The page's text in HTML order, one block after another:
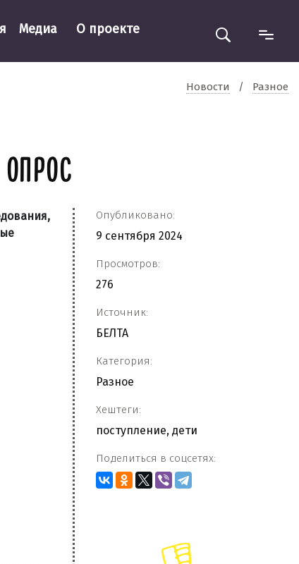
Медиа О проекте
Новости / Разное
Опубликовано:
9 сентября 2024
Просмотров:
276
Источник:
БЕЛТА
Категория:
Разное
Хештеги:
поступление, дети
Поделиться в соцсетях: